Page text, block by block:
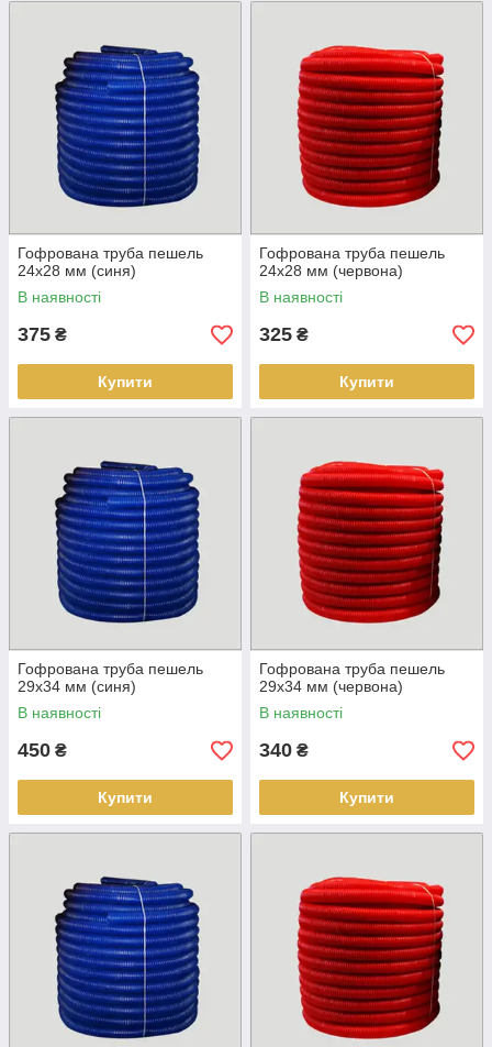
Гофрована труба пешель
24х28 мм (синя)
В наявності
375 ₴
Купити
Гофрована труба пешель
24х28 мм (червона)
В наявності
325 ₴
Купити
Гофрована труба пешель
29х34 мм (синя)
В наявності
450 ₴
Купити
Гофрована труба пешель
29х34 мм (червона)
В наявності
340 ₴
Купити